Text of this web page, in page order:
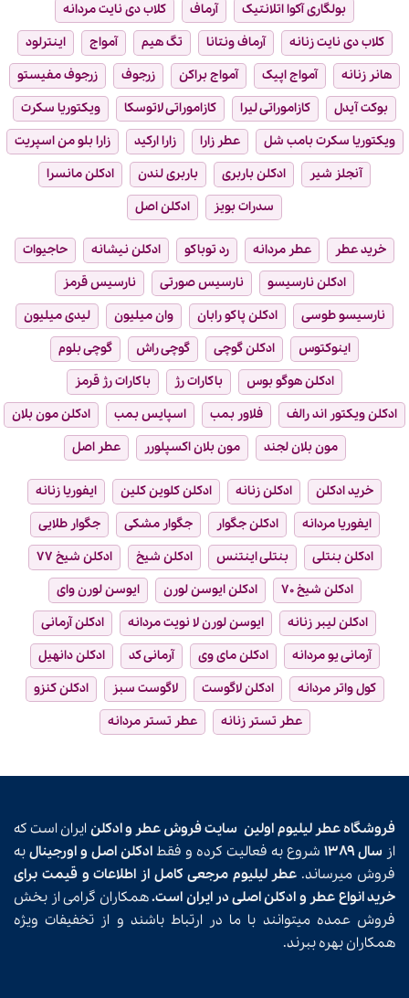
بولگاری آکوا اتلانتیک
آرماف
کلاب دی نایت مردانه
کلاب دی نایت زنانه
آرماف ونتانا تگ هیم آمواج
اینترلود
هانر زنانه
آمواج اپیک آمواج براکن زرجوف
زرجوف مفیستو
بوکت آیدل
کازاموراتی لیرا کازاموراتی لاتوسکا
ویکتوریا سکرت
ویکتوریا سکرت بامب شل
عطر زارا زارا ارکید
زارا بلو من اسپریت
آنجلز شیر
ادکلن باربری باربری لندن
ادکلن مانسرا
سدرات بویز
ادکلن اصل
خرید عطر عطر مردانه رد توباکو ادکلن نیشانه
حاجیوات
ادکلن نارسیسو
نارسیس صورتی
نارسیس قرمز
نارسیسو طوسی
ادکلن پاکو رابان وان میلیون
لیدی میلیون
اینوکتوس
ادکلن گوچی گوچی راش
گوچی بلوم
ادکلن هوگو بوس
باکارات رژ
باکارات رژ قرمز
ادکلن ویکتور اند رالف
فلاور بمب اسپایس بمب
ادکلن مون بلان
مون بلان لجند
مون بلان اکسپلورر عطر اصل
خرید ادکلن ادکلن زنانه ادکلن کلوین کلین
ایفوریا زنانه
ایفوریا مردانه
ادکلن جگوار جگوار مشکی
جگوار طلایی
ادکلن بنتلی
بنتلی اینتنس ادکلن شیخ
ادکلن شیخ ۷۷
ادکلن شیخ ۷۰
ادکلن ایوسن لورن
ایوسن لورن وای
ادکلن لیبر زنانه
ایوسن لورن لا نویت مردانه
ادکلن آرمانی
آرمانی یو مردانه
ادکلن مای وی آرمانی کد
ادکلن دانهیل
کول واتر مردانه
ادکلن لاگوست لاگوست سبز
ادکلن کنزو
عطر تستر زنانه
عطر تستر مردانه
فروشگاه عطر لیلیوم اولین سایت فروش عطر و ادکلن ایران است که
از سال ۱۳۸۹ شروع به فعالیت کرده و فقط ادکلن اصل و اورجینال به
فروش میرساند. عطر لیلیوم مرجعی کامل از اطلاعات و قیمت برای
خرید انواع عطر و ادکلن اصلی در ایران است.همکاران گرامی از بخش
فروش عمده میتوانند با ما در ارتباط باشند و از تخفیفات ویژه
همکاران بهره ببرند.